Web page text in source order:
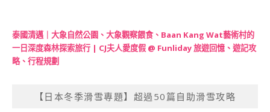
泰國清邁｜大象自然公園、大象觀察餵食、Baan Kang Wat藝術村的
一日深度森林探索旅行 | CJ夫人愛度假 @ Funliday 旅遊回憶、遊記攻
略、行程規劃
【日本冬季滑雪專題】超過50篇自助滑雪攻略